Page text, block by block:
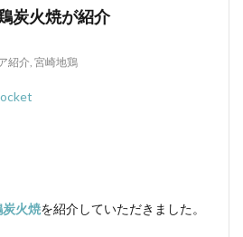
炭火焼が紹介
紹介, 宮崎地鶏
炭火焼を紹介していただきました。